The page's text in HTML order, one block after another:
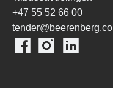
+47 55 52 66 00